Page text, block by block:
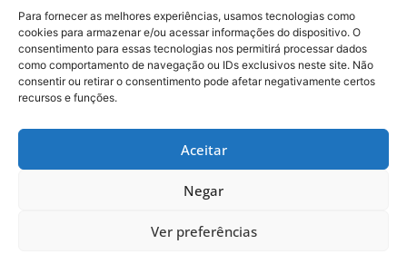
Para fornecer as melhores experiências, usamos tecnologias como
cookies para armazenar e/ou acessar informações do dispositivo. O
consentimento para essas tecnologias nos permitirá processar dados
como comportamento de navegação ou IDs exclusivos neste site. Não
consentir ou retirar o consentimento pode afetar negativamente certos
recursos e funções.
Aceitar
Negar
Ver preferências
Até a partida o clube ainda tem mais três
sessões de treinamento, além de sexta-feira, a
equipe finaliza a preparação no sábado (21) e
domingo (22).